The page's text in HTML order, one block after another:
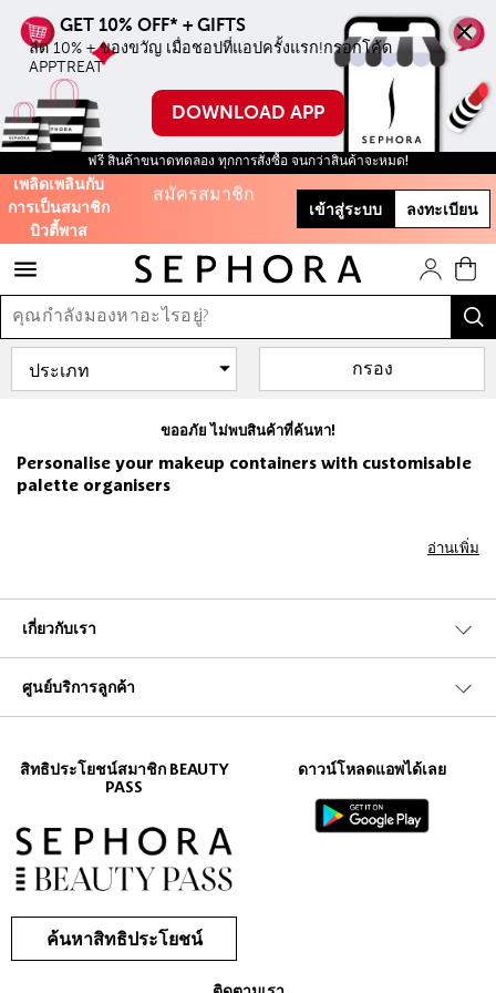
ลด 10% + ของขวัญ เมื่อชอปที่แอปครั้งแรก!กรอกโค้ด
APPTREAT
DOWNLOAD APP
ฟรี สินค้าขนาดทดลอง ทุกการสั่งซื้อ จนกว่าสินค้าจะหมด!
เพลิดเพลินกับ
การเป็นสมาชิก
บิวตี้พาส
สะสมคะแนนบิ้วตี้
พาสเพื่อรับของขวัญ
และส่วนลดต่างๆ
รับฟรี 50 คะแนน เมื่อ
สมัครสมาชิก
และสิทธิะิเศษอีก
มากมาย!
เข้าสู่ระบบ ลงทะเบียน
กรอง
ขออภัย ไม่พบสินค้าที่ค้นหา!
Personalise your makeup containers with customisable
palette organisers
Many of us have been known to buy only pre-filled and organised makeup
won’t fit in your clutch bag?
Take control with a refillable makeup palette and organise it how you
want. The Sephora collection contains cushion compact cases, custom
palettes, magnetic refillable palettes and various other makeup organisers.
Refillable palettes
Bag yourself a refillable makeup palette in a choice of colours and sizes.
These are ideal for distributing your favourite beauty products into,
whether you pick a small custom palette for eyeshadows or a larger
makeup container for bronzers and foundations. Pick a style and design
you like and it’ll be yours to keep for years to come!
อ่านเพิ่ม
เกี่ยวกับเรา
ศูนย์บริการลูกค้า
สิทธิประโยชน์สมาชิก BEAUTY
PASS
ค้นหาสิทธิประโยชน์
ดาวน์โหลดแอพได้เลย